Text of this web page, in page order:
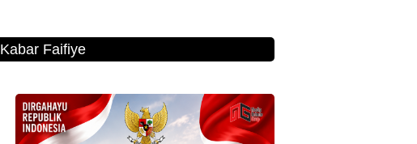
Kabar Faifiye